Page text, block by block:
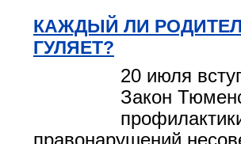
КАЖДЫЙ ЛИ
ГУЛЯЕТ?
20 июля
Закон